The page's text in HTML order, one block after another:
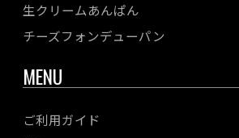
生クリームあんぱん
チーズフォンデューパン
MENU
ご利用ガイド